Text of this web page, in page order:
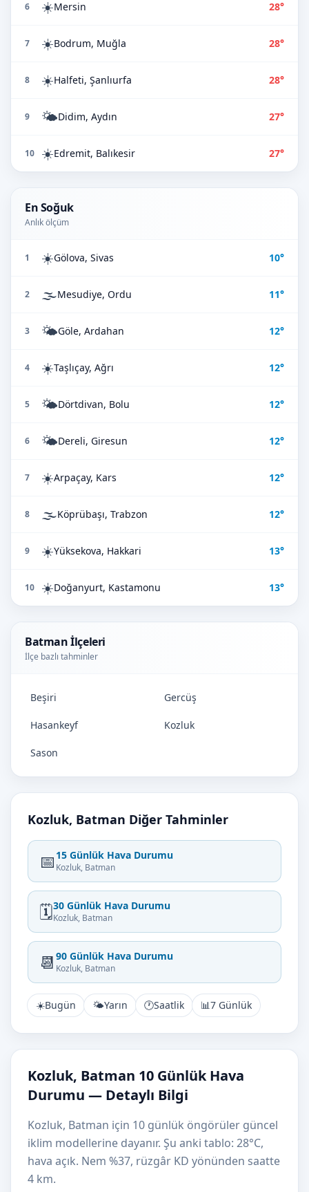
6 ☀️Mersin 28°
7 ☀️Bodrum, Muğla 28°
8 ☀️Halfeti, Şanlıurfa 28°
9 🌤️Didim, Aydın 27°
10 ☀️Edremit, Balıkesir 27°
En Soğuk
Anlık ölçüm
1 ☀️Gölova, Sivas 10°
2 🌫️Mesudiye, Ordu 11°
3 🌤️Göle, Ardahan 12°
4 ☀️Taşlıçay, Ağrı 12°
5 🌤️Dörtdivan, Bolu 12°
6 🌤️Dereli, Giresun 12°
7 ☀️Arpaçay, Kars 12°
8 🌫️Köprübaşı, Trabzon 12°
9 ☀️Yüksekova, Hakkari 13°
10 ☀️Doğanyurt, Kastamonu 13°
Batman İlçeleri
İlçe bazlı tahminler
Beşiri Gercüş
Hasankeyf Kozluk
Sason
Kozluk, Batman Diğer Tahminler
📅 15 Günlük Hava Durumu
Kozluk, Batman
🗓️30 Günlük Hava Durumu
Kozluk, Batman
📆 90 Günlük Hava Durumu
Kozluk, Batman
☀️Bugün 🌤️Yarın 🕐Saatlik 📊7 Günlük
Kozluk, Batman 10 Günlük Hava
Durumu — Detaylı Bilgi
Kozluk, Batman için 10 günlük öngörüler güncel
iklim modellerine dayanır. Şu anki tablo: 28°C,
hava açık. Nem %37, rüzgâr KD yönünden saatte
4 km.